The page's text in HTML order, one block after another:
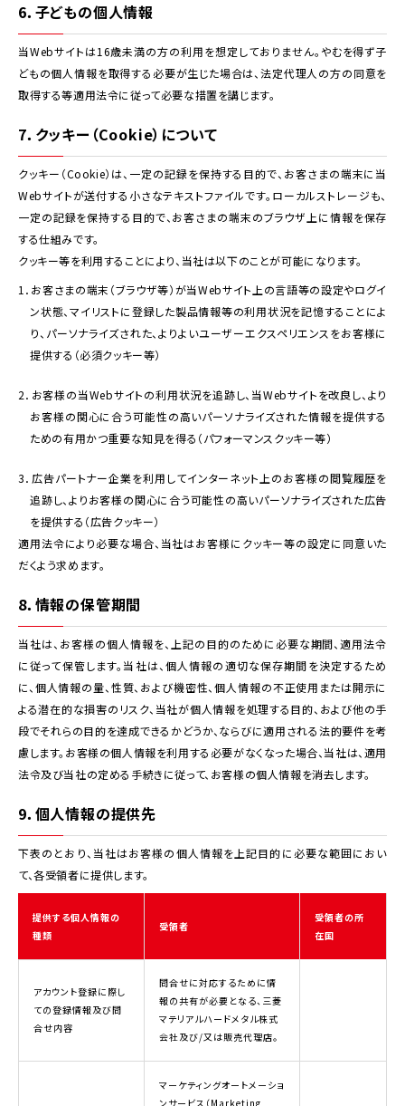
6．子どもの個人情報
当Webサイトは16歳未満の方の利用を想定しておりません。やむを得ず子
どもの個人情報を取得する必要が生じた場合は、法定代理人の方の同意を
取得する等適用法令に従って必要な措置を講じます。
7．クッキー（Cookie）について
クッキー（Cookie）は、一定の記録を保持する目的で、お客さまの端末に当
Webサイトが送付する小さなテキストファイルです。ローカルストレージも、
一定の記録を保持する目的で、お客さまの端末のブラウザ上に情報を保存
する仕組みです。
クッキー等を利用することにより、当社は以下のことが可能になります。
1．お客さまの端末（ブラウザ等）が当Webサイト上の言語等の設定やログイ
ン状態、マイリストに登録した製品情報等の利用状況を記憶することによ
り、パーソナライズされた、よりよいユーザーエクスペリエンスをお客様に
提供する（必須クッキー等）
2．お客様の当Webサイトの利用状況を追跡し、当Webサイトを改良し、より
お客様の関心に合う可能性の高いパーソナライズされた情報を提供する
ための有用かつ重要な知見を得る（パフォーマンスクッキー等）
3．広告パートナー企業を利用してインターネット上のお客様の閲覧履歴を
追跡し、よりお客様の関心に合う可能性の高いパーソナライズされた広告
を提供する（広告クッキー）
適用法令により必要な場合、当社はお客様にクッキー等の設定に同意いた
だくよう求めます。
8．情報の保管期間
当社は、お客様の個人情報を、上記の目的のために必要な期間、適用法令
に従って保管します。当社は、個人情報の適切な保存期間を決定するため
に、個人情報の量、性質、および機密性、個人情報の不正使用または開示に
よる潜在的な損害のリスク、当社が個人情報を処理する目的、および他の手
段でそれらの目的を達成できるかどうか、ならびに適用される法的要件を考
慮します。お客様の個人情報を利用する必要がなくなった場合、当社は、適用
法令及び当社の定める手続きに従って、お客様の個人情報を消去します。
9．個人情報の提供先
下表のとおり、当社はお客様の個人情報を上記目的に必要な範囲におい
て、各受領者に提供します。
提供する個人情報の
種類
受領者
受領者の所
在国
アカウント登録に際し
ての登録情報及び問
合せ内容
問合せに対応するために情
報の共有が必要となる、三菱
マテリアルハードメタル株式
会社及び/又は販売代理店。
マーケティングオートメーショ
ンサービス（Marketing